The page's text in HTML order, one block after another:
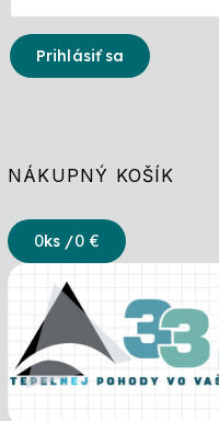
Prihlásiť sa
NÁKUPNÝ KOŠÍK
0ks /0 €